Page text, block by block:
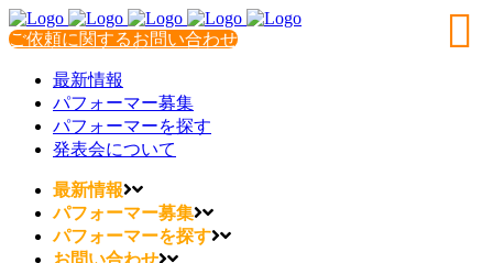
ご依頼に関するお問い合わせ
最新情報
パフォーマー募集
パフォーマーを探す
発表会について
最新情報
パフォーマー募集
パフォーマーを探す
お問い合わせ